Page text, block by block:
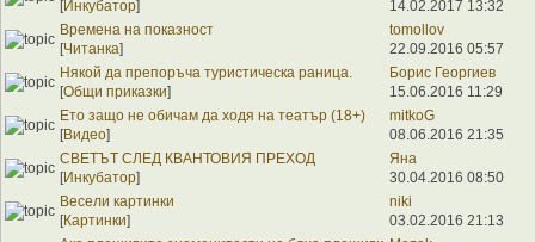
[Инкубатор]
14.02.2017 13:32
Времена на показност
[Читанка]
tomollov
22.09.2016 05:57
Някой да препоръча туристическа раница.
[Общи приказки]
Борис Георгиев
15.06.2016 11:29
Ето защо не обичам да ходя на театър (18+)
[Видео]
mitkoG
08.06.2016 21:35
СВЕТЪТ СЛЕД КВАНТОВИЯ ПРЕХОД
[Инкубатор]
Яна
30.04.2016 08:50
Весели картинки
[Картинки]
niki
03.02.2016 21:13